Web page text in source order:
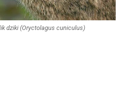
dziki (Oryctolagus cuniculus)